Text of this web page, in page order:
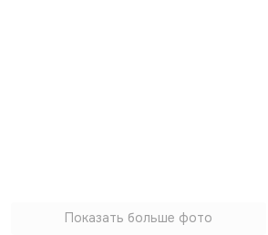
Показать больше фото